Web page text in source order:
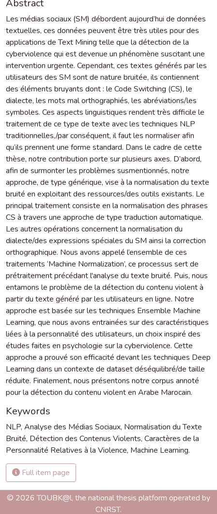
Abstract
Les médias sociaux (SM) débordent aujourd’hui de données
textuelles, ces données peuvent être très utiles pour des
applications de Text Mining telle que la détection de la
cyberviolence qui est devenue un phénomène suscitant une
intervention urgente. Cependant, ces textes générés par les
utilisateurs des SM sont de nature bruitée, ils contiennent
des éléments bruyants dont : le Code Switching (CS), le
dialecte, les mots mal orthographiés, les abréviations/les
symboles. Ces aspects linguistiques rendent très difficile le
traitement de ce type de texte avec les techniques NLP
traditionnelles,/par conséquent, il faut les normaliser afin
qu’ils prennent une forme standard. Dans le cadre de cette
thèse, notre contribution porte sur plusieurs axes. D’abord,
afin de surmonter les problèmes susmentionnés, notre
approche, de type générique, vise à la normalisation du texte
bruité en exploitant des ressources/des outils existants. Le
principal traitement consiste en la normalisation des phrases
CS à travers une approche de type traduction automatique.
Les autres opérations concernent la normalisation du
dialecte/des expressions spéciales du SM ainsi la correction
orthographique. Nous avons appelé l’ensemble de ces
traitements ‘Machine Normalization’, ce processus sert de
prétraitement précédant l'analyse du texte bruité. Puis, nous
entamons le problème de la détection du contenu violent à
partir du texte généré par les utilisateurs en ligne. Notre
approche est basée sur les techniques Ensemble Machine
Learning, que nous avons entrainées sur des caractéristiques
liées à la personnalité des utilisateurs, un choix inspiré des
études faites en psychologie sur la cyberviolence. Cette
approche a prouvé son efficacité devant les techniques Deep
Learning dans un contexte de dataset déséquilibré/de taille
réduite. Finalement, nous présentons notre corpus annoté
pour la détection du contenu violent en Arabe Marocain.
Keywords
NLP, Analyse des Médias Sociaux, Normalisation du Texte
Bruité, Détection des Contenus Violents, Caractères de la
Personnalité Relatives à la Violence, Machine Learning.
Full item page
© 2026 TOUBK@l, the national thesis platform operated by
CNRST.